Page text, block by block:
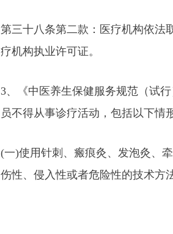
第三十八条第二款：医疗机构依法
疗机构执业许可证。
3、《中医养生保健服务规范（试
员不得从事诊疗活动，包括以下情
(一)使用针刺、瘢痕灸、发泡灸、
伤性、侵入性或者危险性的技术方